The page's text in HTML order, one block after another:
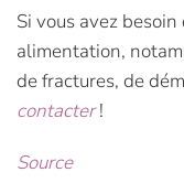
Si vous avez
alimentation,
de fractures, de
contacter!
Source